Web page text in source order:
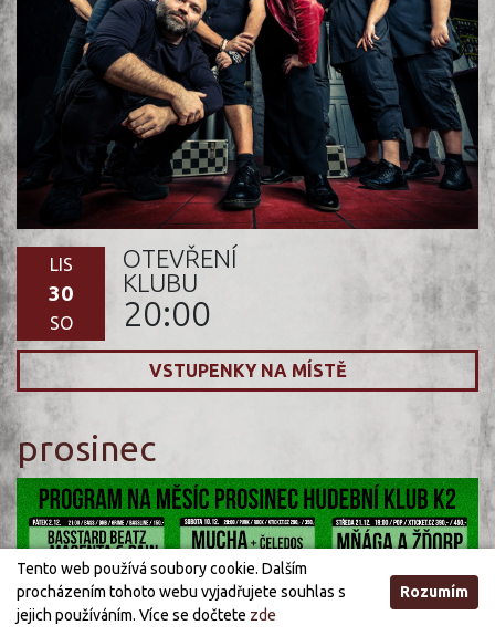
LIS
30
SO
OTEVŘENÍ
KLUBU
20:00
VSTUPENKY NA MÍSTĚ
prosinec
Tento web používá soubory cookie. Dalším
procházením tohoto webu vyjadřujete souhlas s
jejich používáním. Více se dočtete zde
Rozumím